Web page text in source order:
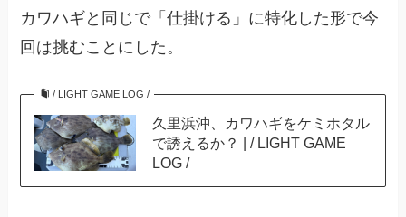
カワハギと同じで「仕掛ける」に特化した形で今
回は挑むことにした。
/ LIGHT GAME LOG /
久里浜沖、カワハギをケミホタル
で誘えるか？ | / LIGHT GAME
LOG /